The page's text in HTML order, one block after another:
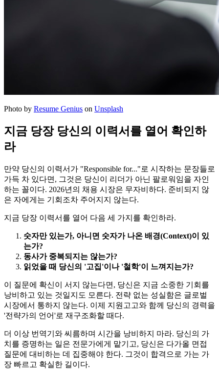
Photo by Resume Genius on Unsplash
지금 당장 당신의 이력서를 열어 확인하
라
만약 당신의 이력서가 "Responsible for..."로 시작하는 문장들로
가득 차 있다면, 그것은 당신이 리더가 아닌 팔로워임을 자인
하는 꼴이다. 2026년의 채용 시장은 무자비하다. 준비되지 않
은 자에게는 기회조차 주어지지 않는다.
지금 당장 이력서를 열어 다음 세 가지를 확인하라.
숫자만 있는가, 아니면 숫자가 나온 배경(Context)이 있
는가?
동사가 중복되지는 않는가?
읽었을 때 당신의 '고집'이나 '철학'이 느껴지는가?
이 질문에 확신이 서지 않는다면, 당신은 지금 소중한 기회를
낭비하고 있는 것일지도 모른다. 전략 없는 성실함은 글로벌
시장에서 통하지 않는다. 이제 지원고고와 함께 당신의 경력을
'전략가의 언어'로 재구조화할 때다.
더 이상 번역기와 씨름하며 시간을 낭비하지 마라. 당신의 가
치를 증명하는 일은 전문가에게 맡기고, 당신은 다가올 면접
질문에 대비하는 데 집중해야 한다. 그것이 합격으로 가는 가
장 빠르고 확실한 길이다.